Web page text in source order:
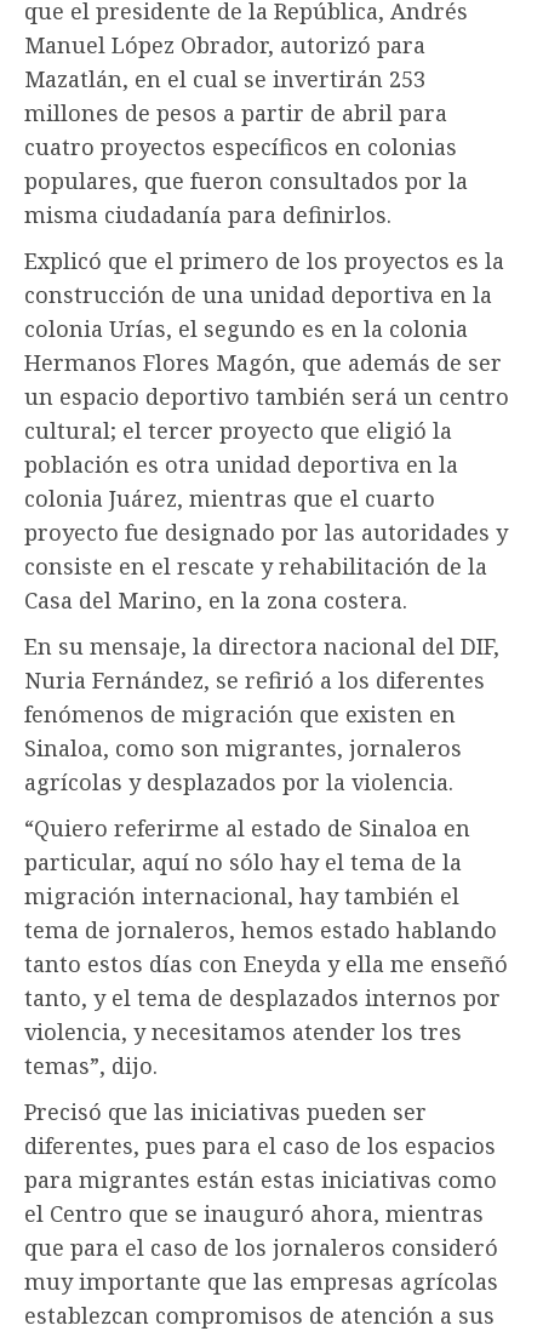
que el presidente de la República, Andrés
Manuel López Obrador, autorizó para
Mazatlán, en el cual se invertirán 253
millones de pesos a partir de abril para
cuatro proyectos específicos en colonias
populares, que fueron consultados por la
misma ciudadanía para definirlos.
Explicó que el primero de los proyectos es la
construcción de una unidad deportiva en la
colonia Urías, el segundo es en la colonia
Hermanos Flores Magón, que además de ser
un espacio deportivo también será un centro
cultural; el tercer proyecto que eligió la
población es otra unidad deportiva en la
colonia Juárez, mientras que el cuarto
proyecto fue designado por las autoridades y
consiste en el rescate y rehabilitación de la
Casa del Marino, en la zona costera.
En su mensaje, la directora nacional del DIF,
Nuria Fernández, se refirió a los diferentes
fenómenos de migración que existen en
Sinaloa, como son migrantes, jornaleros
agrícolas y desplazados por la violencia.
“Quiero referirme al estado de Sinaloa en
particular, aquí no sólo hay el tema de la
migración internacional, hay también el
tema de jornaleros, hemos estado hablando
tanto estos días con Eneyda y ella me enseñó
tanto, y el tema de desplazados internos por
violencia, y necesitamos atender los tres
temas”, dijo.
Precisó que las iniciativas pueden ser
diferentes, pues para el caso de los espacios
para migrantes están estas iniciativas como
el Centro que se inauguró ahora, mientras
que para el caso de los jornaleros consideró
muy importante que las empresas agrícolas
establezcan compromisos de atención a sus